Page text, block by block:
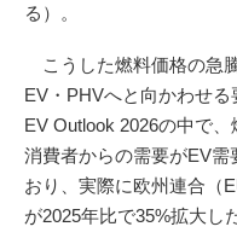
る）。
こうした燃料価格の急
EV・PHVへと向かわせ
EV Outlook 2026の中で
消費者からの需要がEV需
おり、実際に欧州連合（
が2025年比で35%拡大し